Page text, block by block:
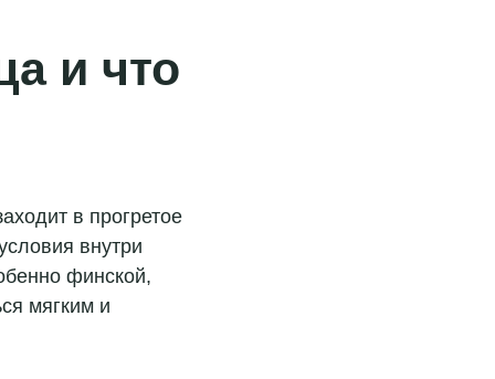
и что
в прогретое
внутри
финской,
мягким и